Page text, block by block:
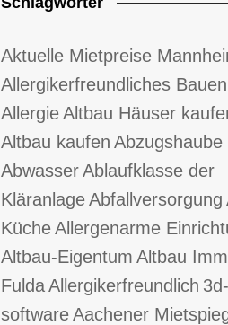
Aktuelle Mietpreise
Allergikerfreundliches Bauen
AllergieAltbau Häuser
Altbau kaufen Abzugshaube
AbwasserAblaufklasse der
KläranlageAbfallversorgung
KücheAllergenarme
Altbau-Eigentum Altbau
FuldaAllergikerfreundlich 3d-
softwareAachener